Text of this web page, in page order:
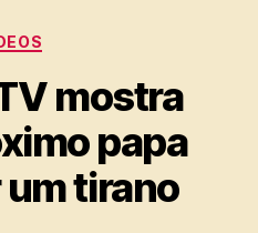
Categorias
mostra
papa
tirano